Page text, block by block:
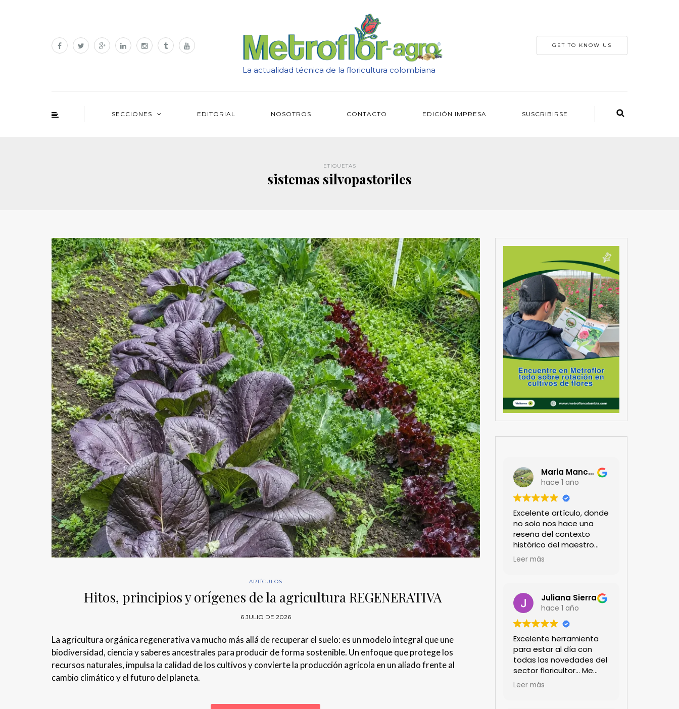
La actualidad técnica de la floricultura colombiana
GET TO KNOW US
SECCIONES EDITORIAL NOSOTROS CONTACTO EDICIÓN IMPRESA SUSCRIBIRSE
ETIQUETAS
sistemas silvopastoriles
ARTÍCULOS
Hitos, principios y orígenes de la agricultura REGENERATIVA
6 JULIO DE 2026
La agricultura orgánica regenerativa va mucho más allá de recuperar el suelo: es un modelo integral que une
biodiversidad, ciencia y saberes ancestrales para producir de forma sostenible. Un enfoque que protege los
recursos naturales, impulsa la calidad de los cultivos y convierte la producción agrícola en un aliado frente al
cambio climático y el futuro del planeta.
Maria Mancera
hace 1 año
Excelente artículo, donde
no solo nos hace una
reseña del contexto
histórico del maestro
jardinero japonés si no
Felicitaciones!!
Leer más
Juliana Sierra
hace 1 año
Excelente herramienta
para estar al día con
todas las novedades del
sector floricultor... Me
encanta!!!
Leer más